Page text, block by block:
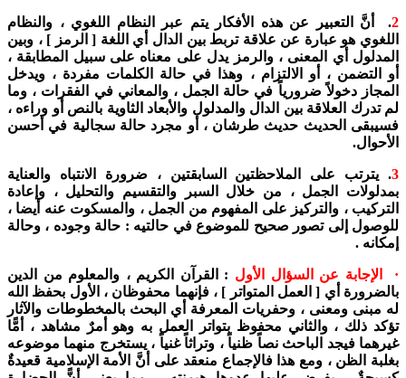
2. أنَّ التعبير عن هذه الأفكار يتم عبر النظام اللغوي ، والنظام
اللغوي هو عبارة عن علاقة تربط بين الدال أي اللغة [ الرمز ] ، وبين
المدلول أي المعنى ، والرمز يدل على معناه على سبيل المطابقة ،
أو التضمن ، أو الالتزام ، وهذا في حالة الكلمات مفردة ، ويدخل
المجاز دخولاً ضرورياً في حالة الجمل ، والمعاني في الفقرات ، وما
لم تدرك العلاقة بين الدال والمدلول والأبعاد الثاوية بالنص أو وراءه ،
فسيبقى الحديث حديث طرشان ، أو مجرد حالة سجالية في أحسن
الأحوال.
3. يترتب على الملاحظتين السابقتين ، ضرورة الانتباه والعناية
بمدلولات الجمل ، من خلال السبر والتقسيم والتحليل ، وإعادة
التركيب ، والتركيز على المفهوم من الجمل ، والمسكوت عنه أيضا ،
للوصول إلى تصور صحيح للموضوع في حالتيه : حالة وجوده ، وحالة
إمكانه .
· الإجابة عن السؤال الأول : القرآن الكريم ، والمعلوم من الدين
بالضرورة أي [ العمل المتواتر ] ، فإنهما محفوظان ، الأول بحفظ الله
له مبنى ومعنى ، وحفريات المعرفة أي البحث بالمخطوطات والآثار
تؤكد ذلك ، والثاني محفوظ بتواتر العمل به وهو أمرٌ مشاهد ، أمًّا
غيرهما فيجد الباحث نصاً ظنياً ، وتراثاً غنياً ، يستخرج منهما موضوعه
بغلبة الظن ، ومع هذا فالإجماع منعقد على أنَّ الأمة الإسلامية قعيدةٌ